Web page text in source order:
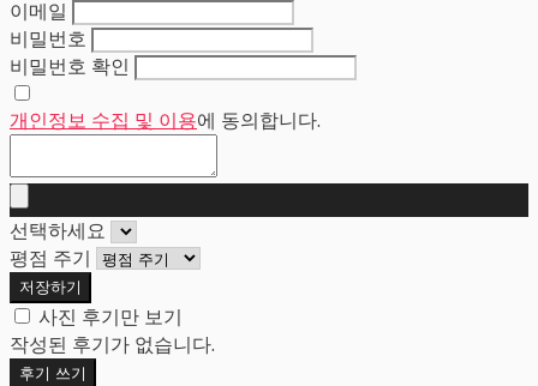
이메일
비밀번호
비밀번호 확인
개인정보 수집 및 이용에 동의합니다.
선택하세요
평점 주기
저장하기
사진 후기만 보기
작성된 후기가 없습니다.
후기 쓰기